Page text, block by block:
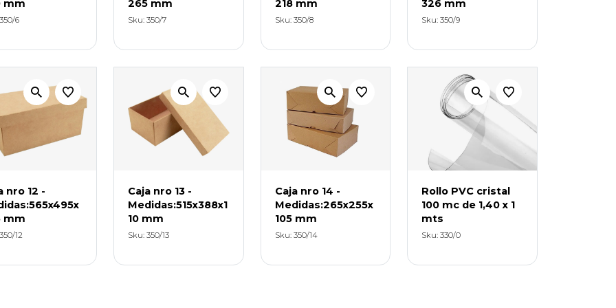
mm
6
265 mm
Sku: 350/7
218 mm
Sku: 350/8
326 mm
Sku: 350/9
nro 12 -
mm
12
Caja nro 13 -
Medidas:515x388x1
10 mm
Sku: 350/13
Caja nro 14 -
Medidas:265x255x
105 mm
Sku: 350/14
Rollo PVC cristal
100 mc de 1,40 x 1
mts
Sku: 330/0